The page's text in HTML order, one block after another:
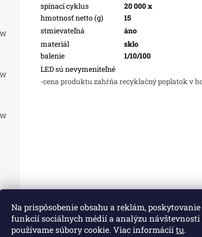
Na prispôsobenie obsahu a reklám, poskytovanie
funkcií sociálnych médií a analýzu návštevnosti
používame súbory cookie. Viac informáciítu.
spínací cyklus
20 000 x
hmotnosť netto (g)
15
stmievateľná
áno
materiál
sklo
balenie
1/10/100
LED sú nevymeniteľné
-cena produktu zahŕňa recyklačný poplatok v
práva vyhradené.Upraviť nastavenie cookies